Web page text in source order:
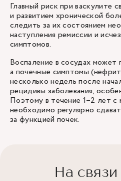
Главный риск при васкулите
и развитием хронической
следить за их состоянием
наступления ремиссии и
симптомов.
Воспаление в сосудах может
а почечные симптомы
несколько недель после
рецидивы заболевания,
Поэтому в течение 1–2 лет с
необходимо регулярно
за функцией почек.
На